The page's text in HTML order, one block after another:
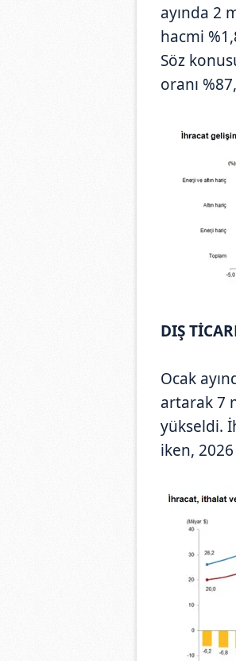
ayında 2
hacmi
Söz
oranı
DIŞ
Ocak
artarak 7
yükseldi.
iken,